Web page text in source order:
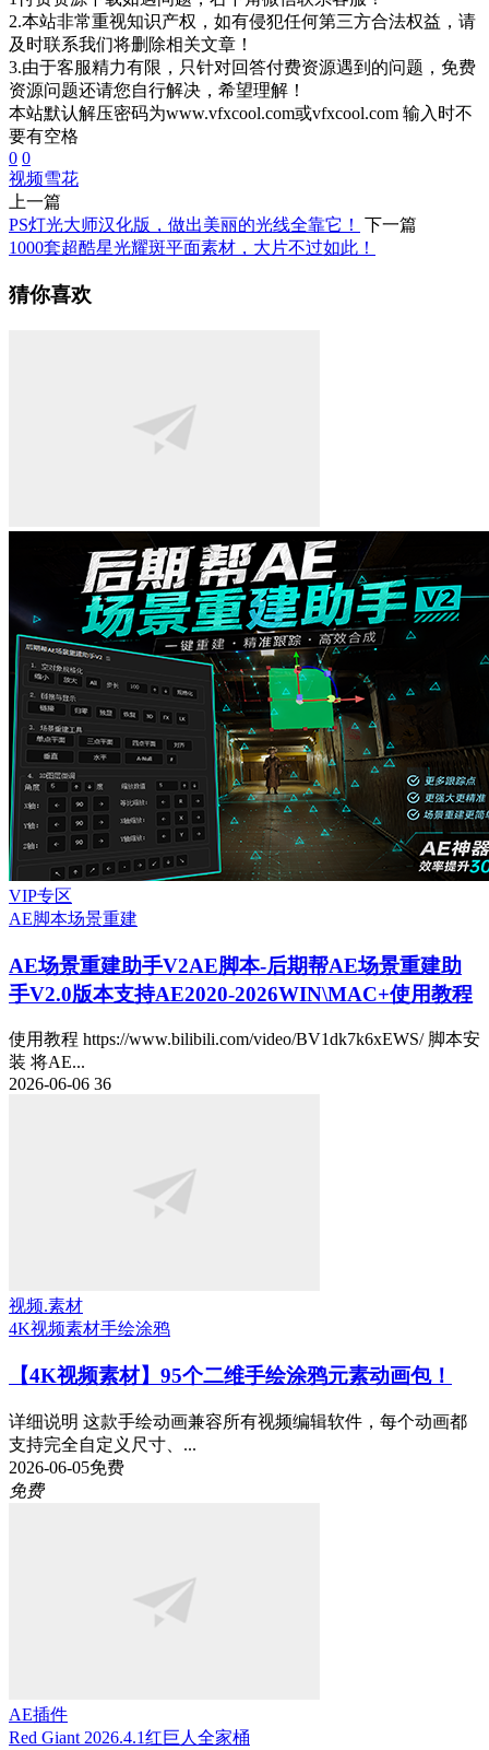
2.本站非常重视知识产权，如有侵犯任何第三方合法权益，请
及时联系我们将删除相关文章！
3.由于客服精力有限，只针对回答付费资源遇到的问题，免费
资源问题还请您自行解决，希望理解！
本站默认解压密码为www.vfxcool.com或vfxcool.com 输入时不
要有空格
0 0
视频雪花
上一篇
PS灯光大师汉化版，做出美丽的光线全靠它！
下一篇
1000套超酷星光耀斑平面素材，大片不过如此！
猜你喜欢
VIP专区
AE脚本场景重建
AE场景重建助手V2AE脚本-后期帮AE场景重建助
手V2.0版本支持AE2020-2026WIN\MAC+使用教程
使用教程 https://www.bilibili.com/video/BV1dk7k6xEWS/ 脚本安
装 将AE...
2026-06-06 36
视频.素材
4K视频素材手绘涂鸦
【4K视频素材】95个二维手绘涂鸦元素动画包！
详细说明 这款手绘动画兼容所有视频编辑软件，每个动画都
支持完全自定义尺寸、...
2026-06-05免费
免费
AE插件
Red Giant 2026.4.1红巨人全家桶